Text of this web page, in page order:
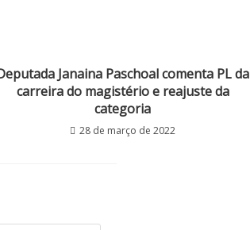
Janaina Paschoal comenta PL da
carreira do magistério e reajuste da
categoria
28 de março de 2022